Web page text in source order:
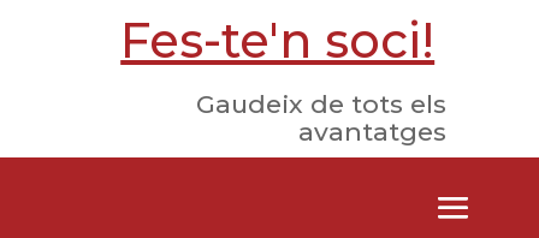
Fes-te'n soci!
Gaudeix de tots els
avantatges